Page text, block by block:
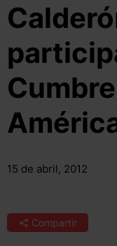
15 de abril, 2012
Compartir